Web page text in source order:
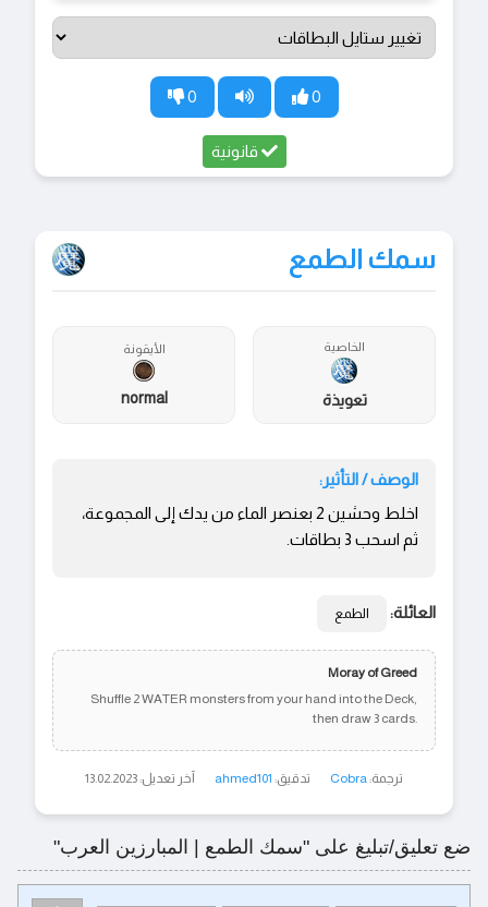
0
0
قانونية
سمك الطمع
الخاصية
تعويذة
الأيقونة
normal
الوصف / التأثير:
اخلط وحشين 2 بعنصر الماء من يدك إلى المجموعة،
ثم اسحب 3 بطاقات.
العائلة: الطمع
Moray of Greed
Shuffle 2 WATER monsters from your hand into the Deck,
then draw 3 cards.
ترجمة:Cobra تدقيق: ahmed101 آخر تعديل: 13.02.2023
ضع تعليق/تبليغ على "سمك الطمع | المبارزين العرب"